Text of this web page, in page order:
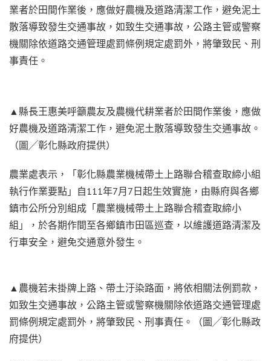
業者於田間作業後，應做好農機及道路清潔工作，避免泥土
散落導致發生交通事故，如致生交通事故，公路主管或警察
機關除依道路交通管理處罰條例規定處罰外，將肇致民、刑
事責任。
▲縣長王惠美呼籲農友及農機代耕業者於田間作業後，應做
好農機及道路清潔工作，避免泥土散落導致發生交通事故。
（圖╱彰化縣政府提供）
農業處表示，「彰化縣農業機械帶土上路聯合稽查取締小組
執行作業要點」自111年7月7日起生效實施，由縣府與各鄉
鎮市公所分別組成「農業機械帶土上路聯合稽查取締小
組」，於各期作間至各鄉鎮市田區巡查，以維護道路清潔及
行車安全，避免交通意外發生。
▲農機若未掛牌上路、帶土汙染路面，將依相關法例罰款，
如致生交通事故，公路主管或警察機關除依道路交通管理處
罰條例規定處罰外，將肇致民、刑事責任。（圖╱彰化縣政
府提供）